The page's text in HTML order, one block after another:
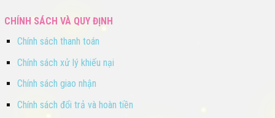
CHÍNH SÁCH VÀ QUY ĐỊNH
Chính sách thanh toán
Chính sách xử lý khiếu nại
Chính sách giao nhận
Chính sách đổi trả và hoàn tiền